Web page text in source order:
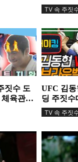
하다
TV 속 주짓
짓수 도
육관에
UFC 김동
딩 주짓수
표 조원희
수...
TV 속 주짓